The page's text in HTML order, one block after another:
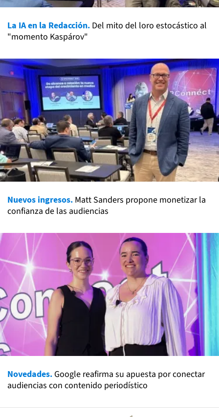
La IA en la Redacción. Del mito del loro estocástico al
"momento Kaspárov"
Nuevos ingresos. Matt Sanders propone monetizar la
confianza de las audiencias
Novedades. Google reafirma su apuesta por conectar
audiencias con contenido periodístico